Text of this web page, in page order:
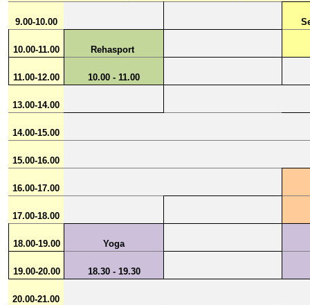
9.00-10.00
10.00-11.00 Rehasport
11.00-12.00 10.00 - 11.00
13.00-14.00
14.00-15.00
15.00-16.00
16.00-17.00
17.00-18.00
18.00-19.00 Yoga
19.00-20.00 18.30 - 19.30
20.00-21.00